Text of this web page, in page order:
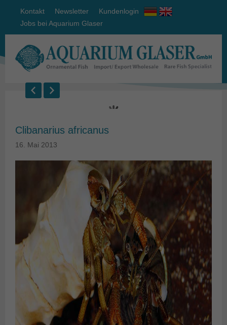
Kontakt Newsletter
Kundenlogin
Jobs bei Aquarium Glaser
Clibanarius africanus
16. Mai 2013